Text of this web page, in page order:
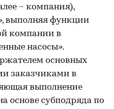
– компания),
выполняя функции
компании в
насосы».
основных
заказчиками в
выполнение
основе субподряда по